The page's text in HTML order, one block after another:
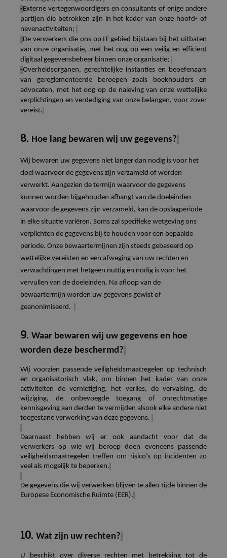
-Externe vertegenwoordigers en consultants of enige andere
partijen die betrokken zijn in het kader van onze hoofd- of
nevenactiviteiten;
-De verwerkers die ons op IT-gebied bijstaan bij het uitbaten
van onze organisatie, met het oog op een veilig en efficiënt
digitaal gegevensbeheer binnen onze organisatie;
-Overheidsorganen, gerechtelijke instanties en beoefenaars
van gereglementeerde beroepen zoals boekhouders en
advocaten, met het oog op de naleving van onze wettelijke
verplichtingen en verdediging van onze belangen, voor zover
vereist.
8. Hoe lang bewaren wij uw gegevens?
Wij bewaren uw gegevens niet langer dan nodig is voor het
doel waarvoor de gegevens zijn verzameld of worden
verwerkt. Aangezien de termijn waarvoor de gegevens
kunnen worden bijgehouden afhangt van de doeleinden
waarvoor de gegevens zijn verzameld, kan de opslagperiode
in elke situatie variëren. Soms zal specifieke wetgeving ons
verplichten de gegevens bij te houden voor een bepaalde
periode. Onze bewaartermijnen zijn steeds gebaseerd op
wettelijke vereisten en een afweging van uw rechten en
verwachtingen met hetgeen nuttig en nodig is voor het
vervullen van de doeleinden. Na afloop van de
bewaartermijn worden uw gegevens gewist of
geanonimiseerd.
9. Waar bewaren wij uw gegevens en hoe
worden deze beschermd?
Wij voorzien passende veiligheidsmaatregelen op technisch
en organisatorisch vlak, om binnen het kader van onze
activiteiten de vernietiging, het verlies, de vervalsing, de
wijziging, de onbevoegde toegang of onrechtmatige
kennisgeving aan derden te vermijden alsook elke andere niet
toegestane verwerking van deze gegevens.
Daarnaast hebben wij er ook aandacht voor dat de
verwerkers op wie wij beroep doen eveneens passende
veiligheidsmaatregelen treffen om risico’s op incidenten zo
veel als mogelijk te beperken.
De gegevens die wij verwerken blijven te allen tijde binnen de
Europese Economische Ruimte (EER).
10. Wat zijn uw rechten?
U beschikt over diverse rechten met betrekking tot de